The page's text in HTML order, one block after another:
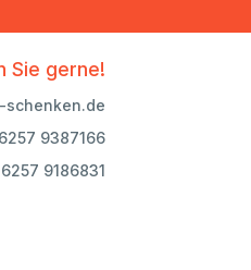
Sie gerne!
9387166
9186831